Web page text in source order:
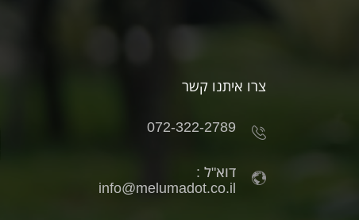
צרו איתנו קשר
072-322-2789
דוא"ל :
info@melumadot.co.il